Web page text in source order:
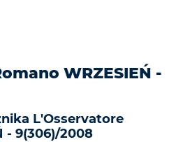
WRZESIEŃ -
L'Osservatore
- 9(306)/2008